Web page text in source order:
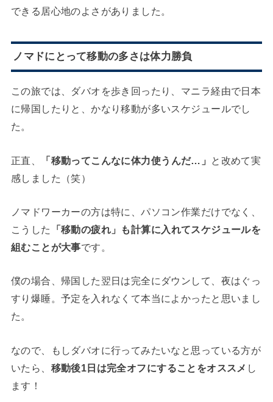
できる居心地のよさがありました。
ノマドにとって移動の多さは体力勝負
この旅では、ダバオを歩き回ったり、マニラ経由で日本
に帰国したりと、かなり移動が多いスケジュールでし
た。
正直、 「移動ってこんなに体力使うんだ…」
と改めて実
感しました（笑）
ノマドワーカーの方は特に、パソコン作業だけでなく、
こうした
「移動の疲れ」も計算に入れてスケジュールを
組むことが大事です。
僕の場合、帰国した翌日は完全にダウンして、夜はぐっ
すり爆睡。予定を入れなくて本当によかったと思いまし
た。
なので、もしダバオに行ってみたいなと思っている方が
いたら、 移動後1日は完全オフにすることをオススメ し
ます！